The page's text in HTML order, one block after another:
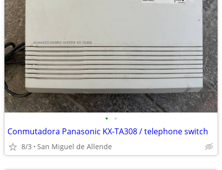
• •
Conmutadora Panasonic KX-TA308 / telephone switch
8/3 San Miguel de Allende